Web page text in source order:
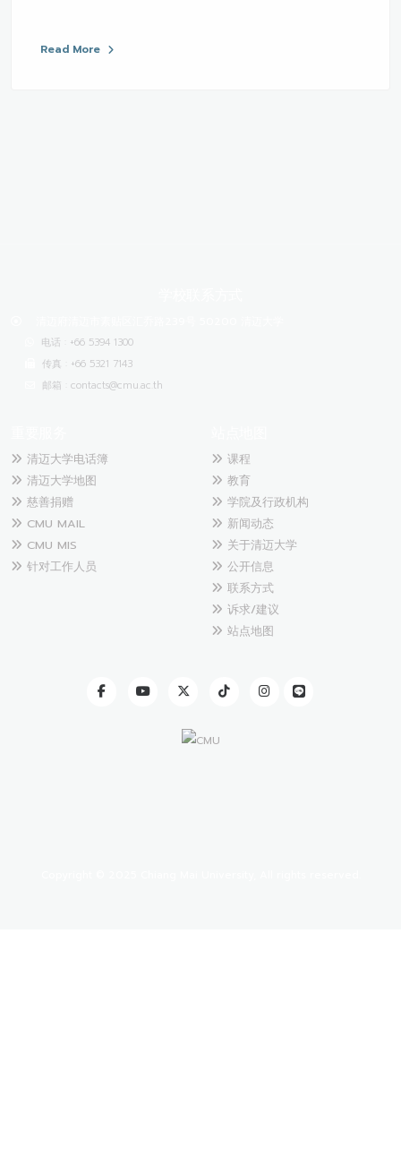
Read More
电话 : +66 5394 1300
传真 : +66 5321 7143
邮箱 : contacts@cmu.ac.th
清迈大学电话簿
清迈大学地图
慈善捐赠
CMU MAIL
CMU MIS
针对工作人员
课程
教育
学院及行政机构
新闻动态
关于清迈大学
公开信息
联系方式
诉求/建议
站点地图